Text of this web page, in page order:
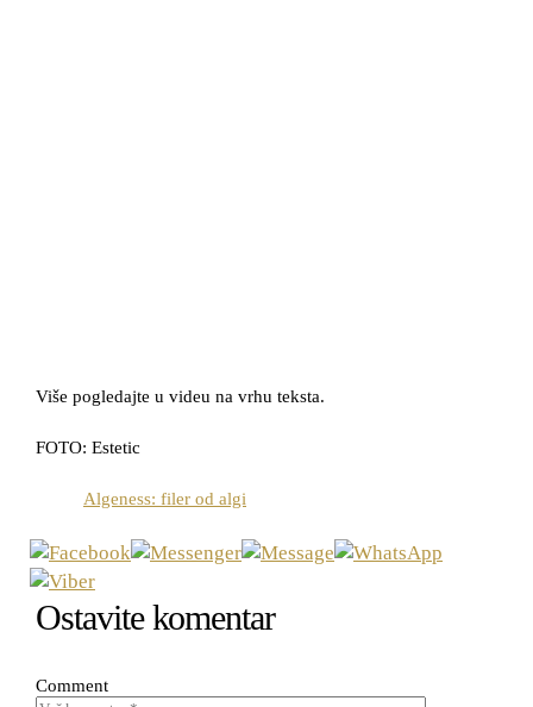
Više pogledajte u videu na vrhu teksta.
FOTO: Estetic
Algeness: filer od algi
Ostavite komentar
Comment